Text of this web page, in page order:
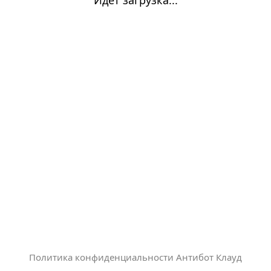
Политика конфиденциальности Антибот Клауд